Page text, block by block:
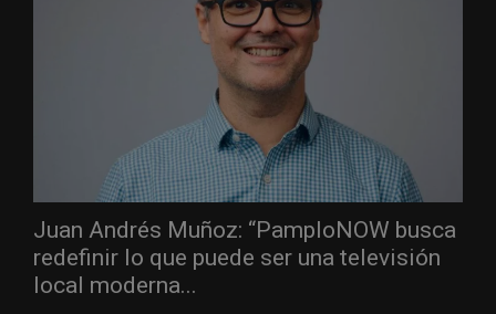
Juan Andrés Muñoz: “PamploNOW busca
redefinir lo que puede ser una televisión
local moderna...